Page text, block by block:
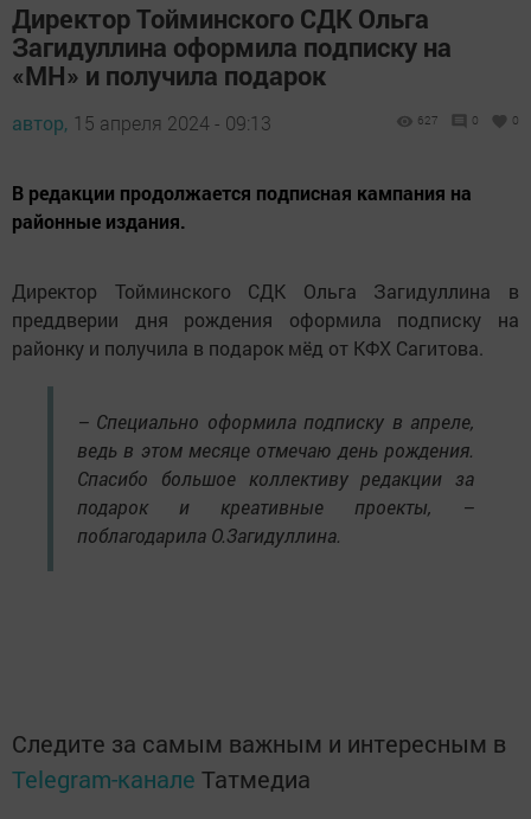
Директор Тойминского СДК Ольга
Загидуллина оформила подписку на
«МН» и получила подарок
автор, 15 апреля 2024 - 09:13 627 0 0
В редакции продолжается подписная кампания на
районные издания.
Директор Тойминского СДК Ольга Загидуллина в
преддверии дня рождения оформила подписку на
районку и получила в подарок мёд от КФХ Сагитова.
– Специально оформила подписку в апреле,
ведь в этом месяце отмечаю день рождения.
Спасибо большое коллективу редакции за
подарок и креативные проекты, –
поблагодарила О.Загидуллина.
Следите за самым важным и интересным в
Telegram-канале Татмедиа